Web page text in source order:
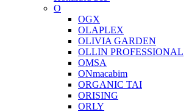
O
OGX
OLAPLEX
OLIVIA GARDEN
OLLIN PROFESSIONAL
OMSA
ONmacabim
ORGANIC TAI
ORISING
ORLY